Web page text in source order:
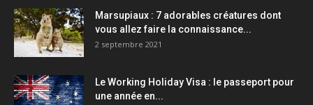
Marsupiaux : 7 adorables créatures dont
vous allez faire la connaissance...
2 septembre 2021
Le Working Holiday Visa : le passeport pour
une année en...